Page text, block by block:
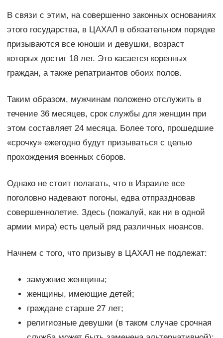
В связи с этим, на совершенно законных основаниях
этого государства, в ЦАХАЛ в обязательном порядке
призываются все юноши и девушки, возраст
которых достиг 18 лет. Это касается коренных
граждан, а также репатриантов обоих полов.
Таким образом, мужчинам положено отслужить в
течение 36 месяцев, срок службы для женщин при
этом составляет 24 месяца. Более того, прошедшие
«срочку» ежегодно будут призываться с целью
прохождения военных сборов.
Однако не стоит полагать, что в Израиле все
поголовно надевают погоны, едва отпраздновав
совершеннолетие. Здесь (пожалуй, как ни в одной
армии мира) есть целый ряд различных нюансов.
Начнем с того, что призыву в ЦАХАЛ не подлежат:
замужние женщины;
женщины, имеющие детей;
граждане старше 27 лет;
религиозные девушки (в таком случае срочная